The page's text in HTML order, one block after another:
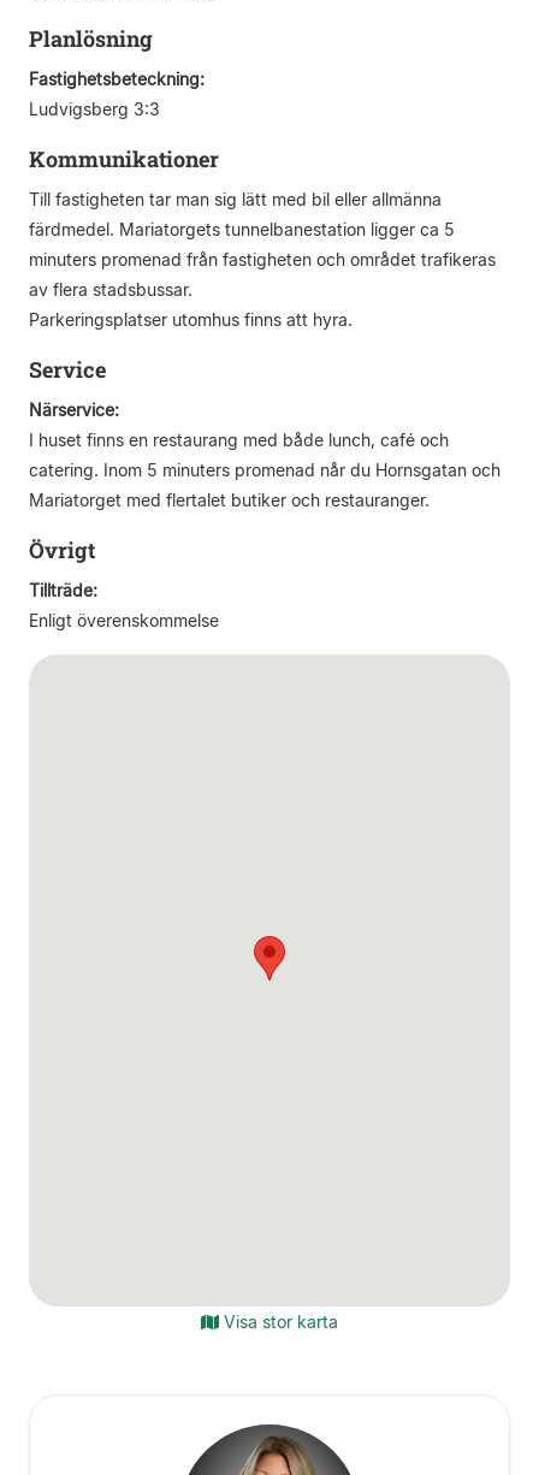
Planlösning
Fastighetsbeteckning:
Ludvigsberg 3:3
Kommunikationer
Till fastigheten tar man sig lätt med bil eller allmänna
färdmedel. Mariatorgets tunnelbanestation ligger ca 5
minuters promenad från fastigheten och området trafikeras
av flera stadsbussar.
Parkeringsplatser utomhus finns att hyra.
Service
Närservice:
I huset finns en restaurang med både lunch, café och
catering. Inom 5 minuters promenad når du Hornsgatan och
Mariatorget med flertalet butiker och restauranger.
Övrigt
Tillträde:
Enligt överenskommelse
Visa stor karta